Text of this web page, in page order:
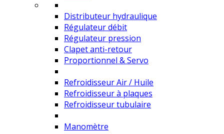
Distributeur hydraulique
Régulateur débit
Régulateur pression
Clapet anti-retour
Proportionnel & Servo
Refroidisseur Air / Huile
Refroidisseur à plaques
Refroidisseur tubulaire
Manomètre